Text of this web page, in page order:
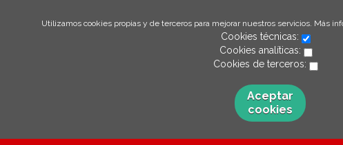
Utilizamos cookies propias y de terceros para mejorar nuestros servicios. Más
Cookies técnicas:
Cookies analíticas:
Cookies de terceros:
Aceptar
cookies